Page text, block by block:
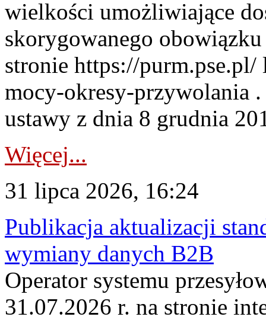
wielkości umożliwiające
skorygowanego
stronie https://
mocy-okresy-przywolania
ustawy z dnia 8 grudnia
Więcej...
31 lipca 2026, 16:24
Publikacja aktualizacji
wymiany danych B2B
Operator systemu
31.07.2026 r. na stronie